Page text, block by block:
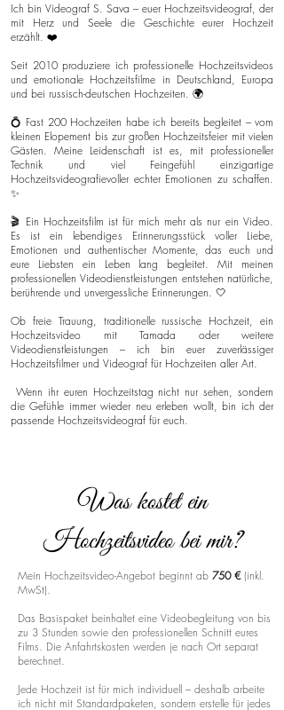
Ich bin Videograf S. Sava – euer Hochzeitsvideograf, der
mit Herz und Seele die Geschichte eurer Hochzeit
erzählt. ❤️
Seit 2010 produziere ich professionelle Hochzeitsvideos
und emotionale Hochzeitsfilme in Deutschland, Europa
und bei russisch-deutschen Hochzeiten. 🌍
💍 Fast 200 Hochzeiten habe ich bereits begleitet – vom
kleinen Elopement bis zur großen Hochzeitsfeier mit vielen
Gästen. Meine Leidenschaft ist es, mit professioneller
Technik und viel Feingefühl einzigartige
Hochzeitsvideografievoller echter Emotionen zu schaffen.
✨
🎬 Ein Hochzeitsfilm ist für mich mehr als nur ein Video.
Es ist ein lebendiges Erinnerungsstück voller Liebe,
Emotionen und authentischer Momente, das euch und
eure Liebsten ein Leben lang begleitet. Mit meinen
professionellen Videodienstleistungen entstehen natürliche,
berührende und unvergessliche Erinnerungen. 🤍
Ob freie Trauung, traditionelle russische Hochzeit, ein
Hochzeitsvideo mit Tamada oder weitere
Videodienstleistungen – ich bin euer zuverlässiger
Hochzeitsfilmer und Videograf für Hochzeiten aller Art.
Wenn ihr euren Hochzeitstag nicht nur sehen, sondern
die Gefühle immer wieder neu erleben wollt, bin ich der
passende Hochzeitsvideograf für euch.
Was kostet ein
Hochzeitsvideo bei mir?
Mein Hochzeitsvideo-Angebot beginnt ab 750 € (inkl.
MwSt).
Das Basispaket beinhaltet eine Videobegleitung von bis
zu 3 Stunden sowie den professionellen Schnitt eures
Films. Die Anfahrtskosten werden je nach Ort separat
berechnet.
Jede Hochzeit ist für mich individuell – deshalb arbeite
ich nicht mit Standardpaketen, sondern erstelle für jedes